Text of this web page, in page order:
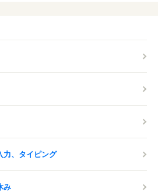
力、タイピング
み